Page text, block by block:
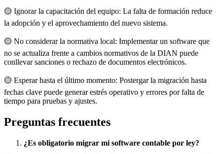
🟡 Ignorar la capacitación del equipo: La falta de formación reduce
la adopción y el aprovechamiento del nuevo sistema.
🟡 No considerar la normativa local: Implementar un software que
no se actualiza frente a cambios normativos de la DIAN puede
conllevar sanciones o rechazo de documentos electrónicos.
🟡 Esperar hasta el último momento: Postergar la migración hasta
fechas clave puede generar estrés operativo y errores por falta de
tiempo para pruebas y ajustes.
Preguntas frecuentes
¿Es obligatorio migrar mi software contable por ley?